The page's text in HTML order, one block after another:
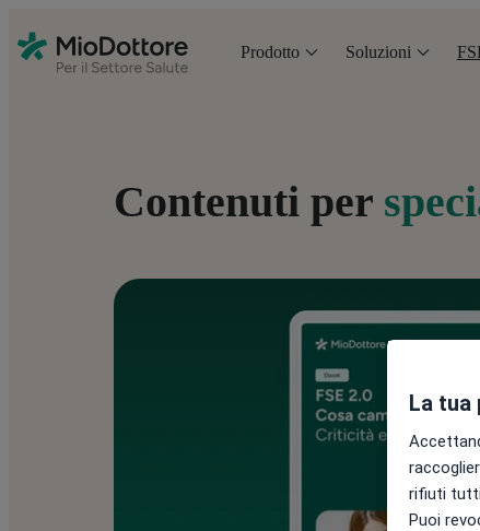
Prodotto Soluzioni
Contenuti per
La tua
rifiuti
Puoi